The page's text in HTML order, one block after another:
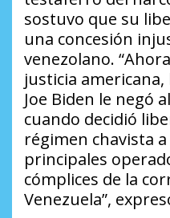
sostuvo que su
una concesión
venezolano.
justicia
Joe Biden le negó
cuando decidió
régimen chavista
principales
cómplices de la
Venezuela”,